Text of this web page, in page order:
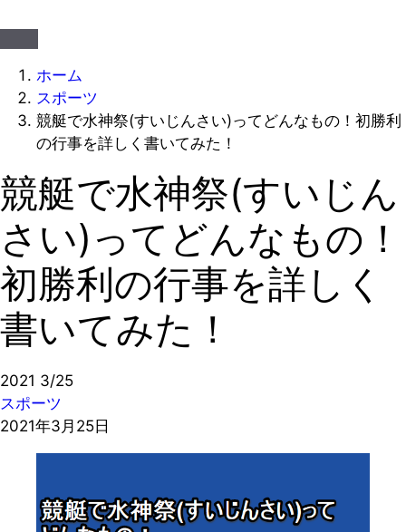
ホーム
スポーツ
競艇で水神祭(すいじんさい)ってどんなもの！初勝利
の行事を詳しく書いてみた！
競艇で水神祭(すいじん
さい)ってどんなもの！
初勝利の行事を詳しく
書いてみた！
2021 3/25
スポーツ
2021年3月25日